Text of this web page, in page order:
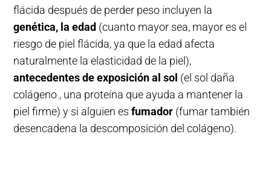
flácida después de perder peso incluyen la
genética, la edad (cuanto mayor sea, mayor es el
riesgo de piel flácida, ya que la edad afecta
naturalmente la elasticidad de la piel),
antecedentes de exposición al sol (el sol daña
colágeno , una proteína que ayuda a mantener la
piel firme) y si alguien esfumador (fumar también
desencadena la descomposición del colágeno).